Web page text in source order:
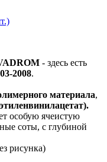
- здесь есть
2008.
материала,
особую ячеистую
соты, с глубиной
рисунка)